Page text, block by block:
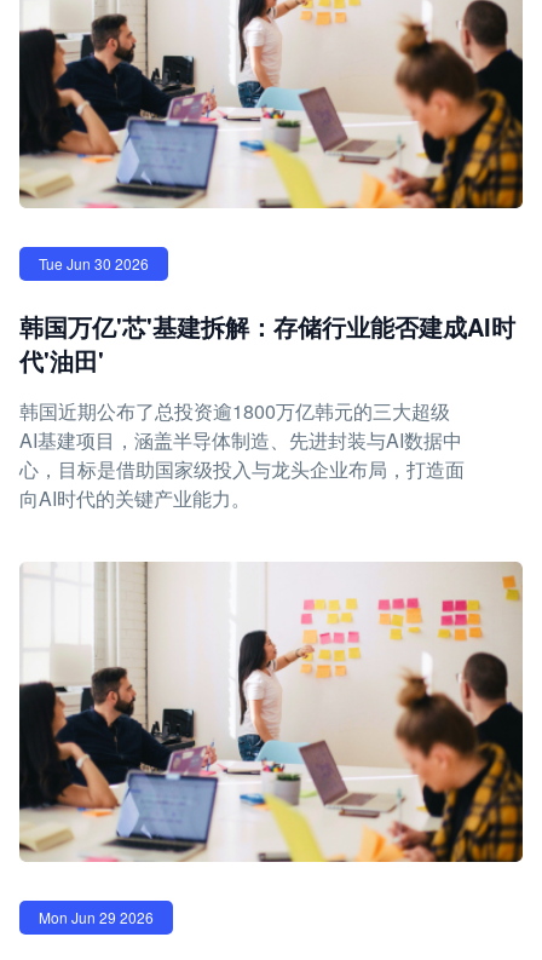
Tue Jun 30 2026
韩国万亿'芯'基建拆解：存储行业能否建成AI时
代'油田'
韩国近期公布了总投资逾1800万亿韩元的三大超级
AI基建项目，涵盖半导体制造、先进封装与AI数据中
心，目标是借助国家级投入与龙头企业布局，打造面
向AI时代的关键产业能力。
Mon Jun 29 2026